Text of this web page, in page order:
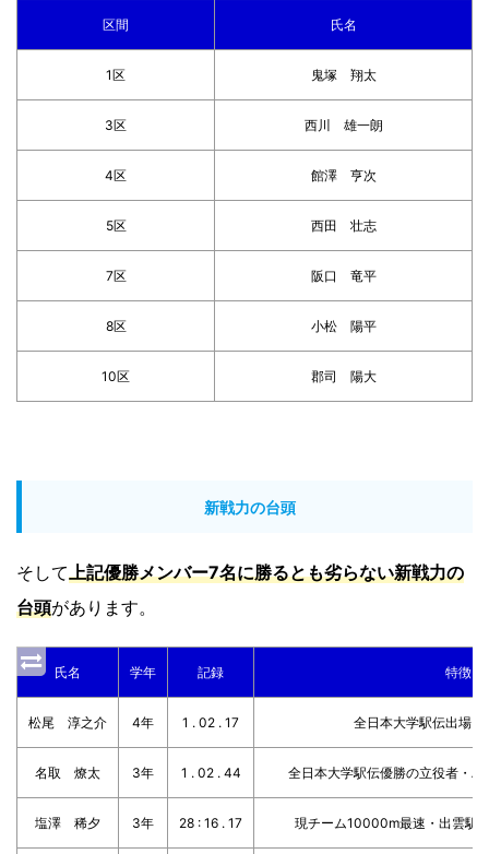
区間 氏名
1区 鬼塚 翔太
3区 西川 雄一朗
4区 館澤 亨次
5区 西田 壮志
7区 阪口 竜平
8区 小松 陽平
10区 郡司 陽大
新戦力の台頭
そして上記優勝メンバー7名に勝るとも劣らない新戦力の
台頭があります。
氏名 学年 記録 特徴
松尾 淳之介 4年 1 . 02 . 17 全日本大学駅伝出場。
名取 燎太 3年 1 . 02 . 44 全日本大学駅伝優勝の立役者・
塩澤 稀夕 3年 28 : 16 . 17 現チーム10000m最速・出雲駅